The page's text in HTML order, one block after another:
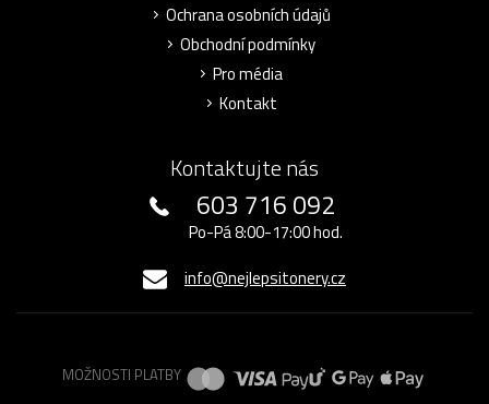
Ochrana osobních údajů
Obchodní podmínky
Pro média
Kontakt
Kontaktujte nás
603 716 092
Po-Pá 8:00-17:00 hod.
info@nejlepsitonery.cz
MOŽNOSTI PLATBY